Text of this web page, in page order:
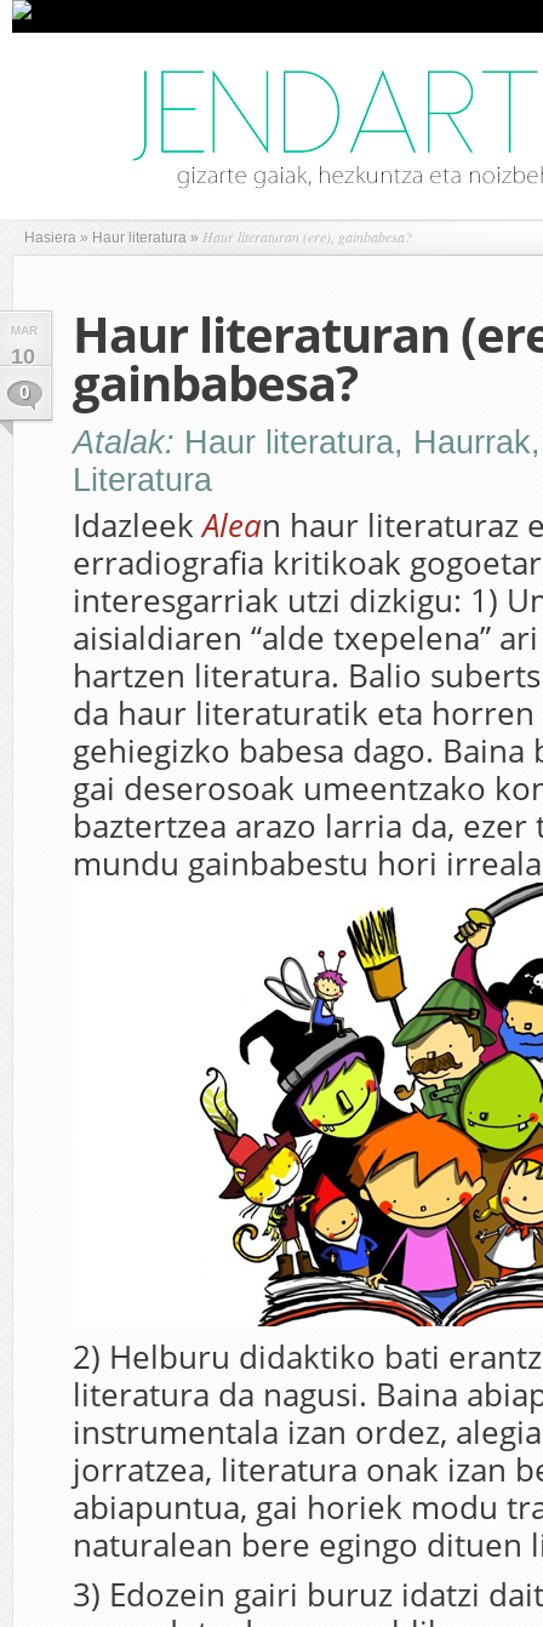
Hasiera » Haur literatura » Haur literaturan (ere), gainbabesa?
MAR
10
0
Haur literaturan
gainbabesa?
Atalak: Haur literatura, Haurrak
Literatura
IdazleekAlean haur literaturaz
erradiografia kritikoak
interesgarriak utzi dizkigu: 1)
aisialdiaren “alde txepelena”
hartzen literatura. Balio
da haur literaturatik eta horren
gehiegizko babesa dago.
gai deserosoak umeentzako
baztertzea arazo larria da,
mundu gainbabestu hori
2) Helburu didaktiko bati
literatura da nagusi. Baina
instrumentala izan ordez,
jorratzea, literatura onak izan
abiapuntua, gai horiek modu
naturalean bere egingo dituen
3) Edozein gairi buruz idatzi